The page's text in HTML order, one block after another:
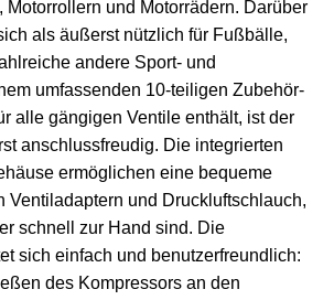
Motorrollern und Motorrädern. Darüber
als äußerst nützlich für Fußbälle,
andere Sport- und
umfassenden 10-teiligen Zubehör-
alle gängigen Ventile enthält, ist der
anschlussfreudig. Die integrierten
ermöglichen eine bequeme
Ventiladaptern und Druckluftschlauch,
schnell zur Hand sind. Die
sich einfach und benutzerfreundlich:
des Kompressors an den